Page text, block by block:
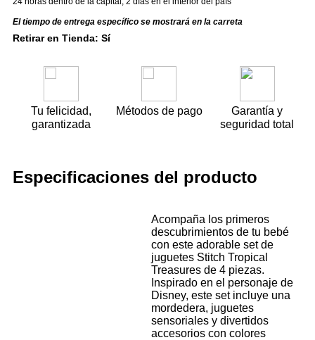
El tiempo de entrega específico se mostrará en la carreta
Retirar en Tienda: Sí
Tu felicidad,
garantizada
Métodos de pago
Garantía y
seguridad total
Especificaciones del producto
Acompaña los primeros
descubrimientos de tu bebé
con este adorable set de
juguetes Stitch Tropical
Treasures de 4 piezas.
Inspirado en el personaje de
Disney, este set incluye una
mordedera, juguetes
sensoriales y divertidos
accesorios con colores